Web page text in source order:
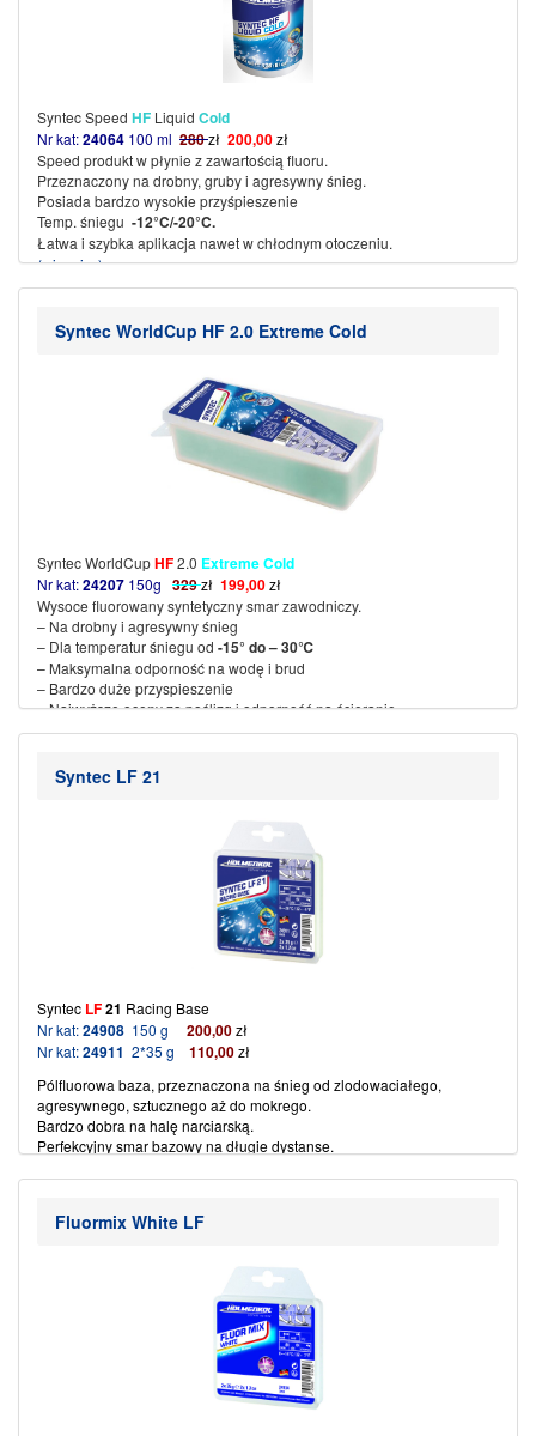
Syntec Speed HF Liquid Cold
Nr kat:24064 100 ml 280zł 200,00zł
Speed produkt w płynie z zawartością fluoru.
Przeznaczony na drobny, gruby i agresywny śnieg.
Posiada bardzo wysokie przyśpieszenie
Temp. śniegu -12°C/-20°C.
Łatwa i szybka aplikacja nawet w chłodnym otoczeniu.
(więcej…)
Syntec WorldCup HF 2.0 Extreme Cold
Syntec WorldCupHF2.0 Extreme Cold
Nr kat:24207 150g 329zł 199,00zł
Wysoce fluorowany syntetyczny smar zawodniczy.
– Na drobny i agresywny śnieg
– Dla temperatur śniegu od -15° do – 30℃
– Maksymalna odporność na wodę i brud
– Bardzo duże przyspieszenie
– Najwyższe oceny za poślizg i odporność na ścieranie
– Temperatura żelazka 140 ~150 °C(więcej…)
Syntec LF 21
Syntec LF21 Racing Base
Nr kat:24908 150 g 200,00zł
Nr kat:24911 2*35 g 110,00zł
Pólfluorowa baza, przeznaczona na śnieg od zlodowaciałego,
agresywnego, sztucznego aż do mokrego.
Bardzo dobra na halę narciarską.
Perfekcyjny smar bazowy na długie dystanse.
Posiada wysoką odporność na ścieranie.
Temperatura śniegu od0°C
Fluormix White LF